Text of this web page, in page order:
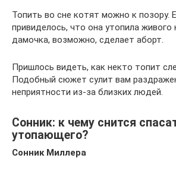
Топить во сне котят можно к позору.
привиделось, что она утопила живого
дамочка, возможно, сделает аборт.
Пришлось видеть, как некто топит
Подобный сюжет сулит вам
неприятности из-за близких людей.
Сонник: к чему снится
утопающего?
Сонник Миллера